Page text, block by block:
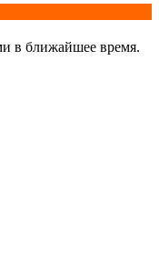
в ближайшее время.